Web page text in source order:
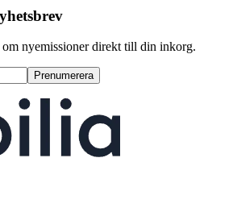
om nyemissioner direkt till din inkorg.
Prenumerera